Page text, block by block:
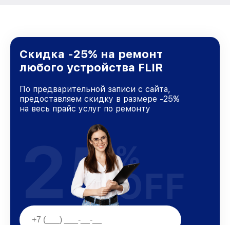
Скидка -25% на ремонт
любого устройства FLIR
По предварительной записи с сайта,
предоставляем скидку в размере -25%
на весь прайс услуг по ремонту
25%
OFF